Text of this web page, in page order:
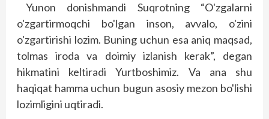
Yunon donishmandi Suqrotning “O'zgalarni
o'zgartirmoqchi bo'lgan inson, avvalo, o'zini
o'zgartirishi lozim. Buning uchun esa aniq maqsad,
tolmas iroda va doimiy izlanish kerak”, degan
hikmatini keltiradi Yurtboshimiz. Va ana shu
haqiqat hamma uchun bugun asosiy mezon bo'lishi
lozimligini uqtiradi.